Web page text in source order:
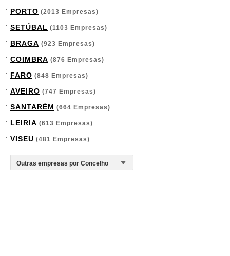
PORTO (2013 Empresas)
SETÚBAL (1103 Empresas)
BRAGA (923 Empresas)
COIMBRA (876 Empresas)
FARO (848 Empresas)
AVEIRO (747 Empresas)
SANTARÉM (664 Empresas)
LEIRIA (613 Empresas)
VISEU (481 Empresas)